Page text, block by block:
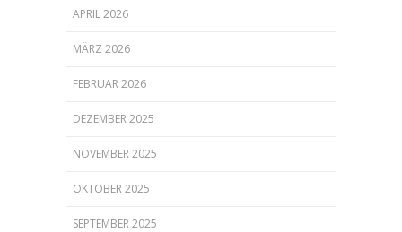
APRIL 2026
MÄRZ 2026
FEBRUAR 2026
DEZEMBER 2025
NOVEMBER 2025
OKTOBER 2025
SEPTEMBER 2025